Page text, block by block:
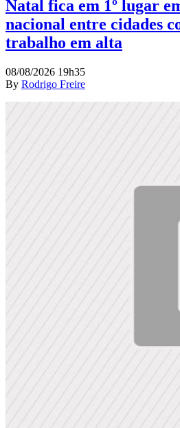
Natal fica em 1º lugar
nacional entre cidades
trabalho em alta
08/08/2026 19h35
By Rodrigo Freire